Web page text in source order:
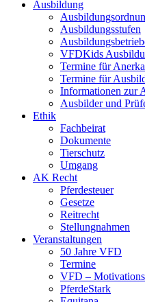
Ausbildung
Ausbildungsstufen
VFDKids
Termine für
Termine für
Informationen zur
Ausbilder und
Ethik
Fachbeirat
Dokumente
Tierschutz
Umgang
AK Recht
Pferdesteuer
Gesetze
Reitrecht
Stellungnahmen
Veranstaltungen
50 Jahre VFD
Termine
VFD –
PferdeStark